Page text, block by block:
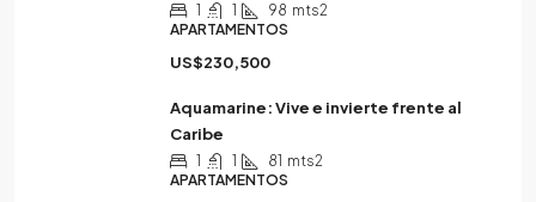
1 1 98 mts2
APARTAMENTOS
US$230,500
Aquamarine: Vive e invierte frente al
Caribe
1 1 81 mts2
APARTAMENTOS